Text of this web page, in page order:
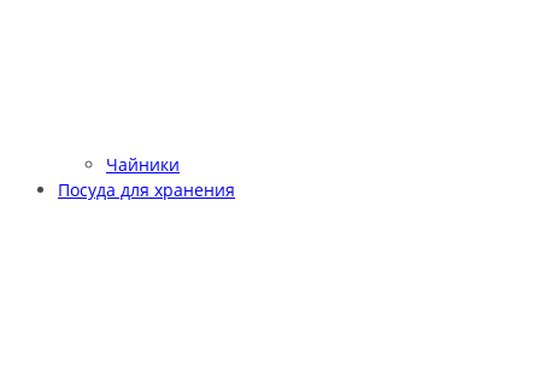
Чайники
Посуда для хранения